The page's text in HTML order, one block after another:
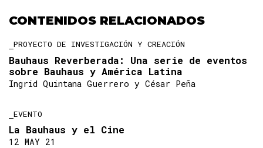
CONTENIDOS RELACIONADOS
PROYECTO DE INVESTIGACIÓN Y CREACIÓN
Bauhaus Reverberada: Una serie de eventos
sobre Bauhaus y América Latina
Ingrid Quintana Guerrero y César Peña
EVENTO
La Bauhaus y el Cine
12 MAY 21